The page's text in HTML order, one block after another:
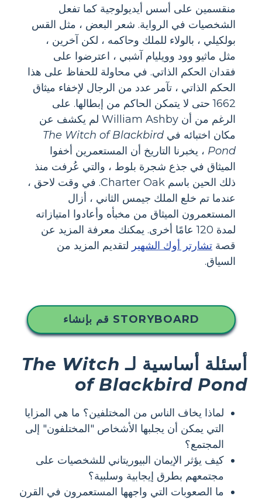
منقسمين على أسس أيديولوجية كما تفعل
الشخصيات في الرواية. شعر البعض ، مثل القس
بولكيلي ، بالولاء للملك وحاكمه ، لكن آخرين ،
مثل ماثيو وود وويليام آشبي ، اعترضوا على
فقدان الحكم الذاتي. في محاولة للحفاظ على هذا
الحكم الذاتي ، تآمر عدد من الرجال لإخفاء ميثاق
1662 حتى لا يتمكن الحاكم من إبطالها. على
الرغم من أن William Ashby لم يكشف عن
مكان اختبائه في The Witch of Blackbird
Pond ، يخبرنا التاريخ أن المستعمرين أخفوا
الميثاق في جذع شجرة بلوط ، والتي عُرفت منذ
ذلك الحين باسم Charter Oak. في وقت لاحق ،
عندما تم خلع الملك جيمس الثاني ، أزال
المستعمرون الميثاق من مخبأه وأعادوا امتيازاته
لمدة 120 عامًا أخرى. يمكنك معرفة المزيد عن
قصة تشارتر أوك الشهير لتقديم المزيد من
السياق.
قم بإنشاء STORYBOARD
أسئلة أساسية لـ The Witch
of Blackbird Pond
لماذا يخاف الناس من المختلفين؟ ما هي المزايا
التي يمكن أن يجلبها الأشخاص "المختلفون" إلى
المجتمع؟
كيف يؤثر الإيمان البيوريتاني للشخصيات على
مجتمعهم بطرق إيجابية وسلبية؟
ما الصعوبات التي واجهها المستعمرون في القرن